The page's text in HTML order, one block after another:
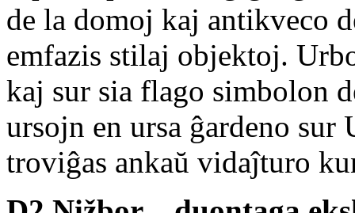
de la domoj kaj antikveco
emfazis stilaj objektoj.
kaj sur sia flago simbolon
ursojn en ursa ĝardeno
troviĝas ankaŭ vidaĵturo